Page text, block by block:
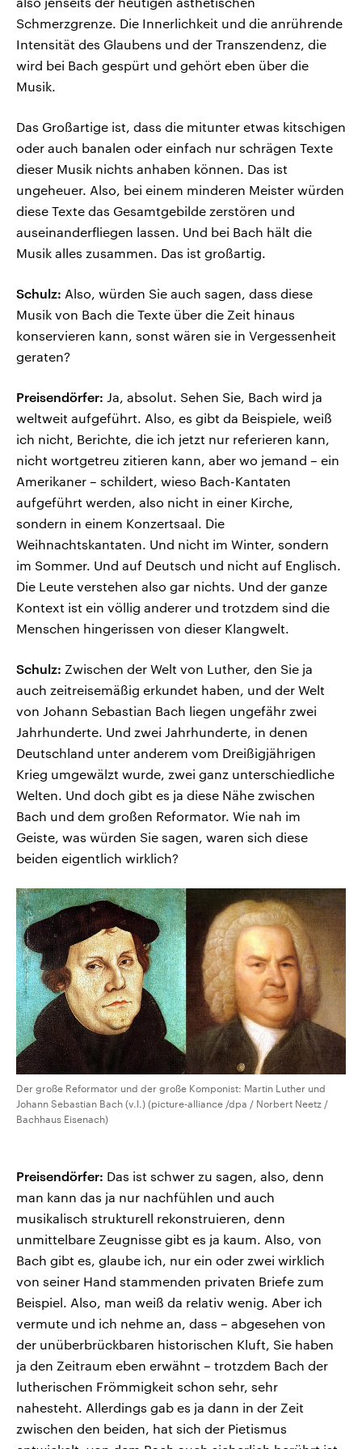
Schmerzgrenze. Die Innerlichkeit und die anrührende
Intensität des Glaubens und der Transzendenz, die
wird bei Bach gespürt und gehört eben über die
Musik.
Das Großartige ist, dass die mitunter etwas kitschigen
oder auch banalen oder einfach nur schrägen Texte
dieser Musik nichts anhaben können. Das ist
ungeheuer. Also, bei einem minderen Meister würden
diese Texte das Gesamtgebilde zerstören und
auseinanderfliegen lassen. Und bei Bach hält die
Musik alles zusammen. Das ist großartig.
Schulz: Also, würden Sie auch sagen, dass diese
Musik von Bach die Texte über die Zeit hinaus
konservieren kann, sonst wären sie in Vergessenheit
geraten?
Preisendörfer: Ja, absolut. Sehen Sie, Bach wird ja
weltweit aufgeführt. Also, es gibt da Beispiele, weiß
ich nicht, Berichte, die ich jetzt nur referieren kann,
nicht wortgetreu zitieren kann, aber wo jemand – ein
Amerikaner – schildert, wieso Bach-Kantaten
aufgeführt werden, also nicht in einer Kirche,
sondern in einem Konzertsaal. Die
Weihnachtskantaten. Und nicht im Winter, sondern
im Sommer. Und auf Deutsch und nicht auf Englisch.
Die Leute verstehen also gar nichts. Und der ganze
Kontext ist ein völlig anderer und trotzdem sind die
Menschen hingerissen von dieser Klangwelt.
Schulz: Zwischen der Welt von Luther, den Sie ja
auch zeitreisemäßig erkundet haben, und der Welt
von Johann Sebastian Bach liegen ungefähr zwei
Jahrhunderte. Und zwei Jahrhunderte, in denen
Deutschland unter anderem vom Dreißigjährigen
Krieg umgewälzt wurde, zwei ganz unterschiedliche
Welten. Und doch gibt es ja diese Nähe zwischen
Bach und dem großen Reformator. Wie nah im
Geiste, was würden Sie sagen, waren sich diese
beiden eigentlich wirklich?
Der große Reformator und der große Komponist: Martin Luther und
Johann Sebastian Bach (v.l.) (picture-alliance /dpa / Norbert Neetz /
Bachhaus Eisenach)
Preisendörfer: Das ist schwer zu sagen, also, denn
man kann das ja nur nachfühlen und auch
musikalisch strukturell rekonstruieren, denn
unmittelbare Zeugnisse gibt es ja kaum. Also, von
Bach gibt es, glaube ich, nur ein oder zwei wirklich
von seiner Hand stammenden privaten Briefe zum
Beispiel. Also, man weiß da relativ wenig. Aber ich
vermute und ich nehme an, dass – abgesehen von
der unüberbrückbaren historischen Kluft, Sie haben
ja den Zeitraum eben erwähnt – trotzdem Bach der
lutherischen Frömmigkeit schon sehr, sehr
nahesteht. Allerdings gab es ja dann in der Zeit
zwischen den beiden, hat sich der Pietismus